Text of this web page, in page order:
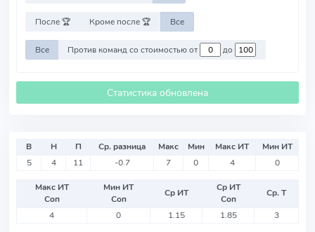
После 🏆 Кроме после 🏆 Все
Все Против команд со стоимостью от до
Статистика обновлена
В Н П Ср. разница Макс Мин Макс ИТ
Мин ИТ
5
4 11 -0.7 7 0 4 0
Макс ИТ
Соп
Мин ИТ
Соп
Ср ИТ
Ср ИТ
Соп
Ср. Т
4
0 1.15 1.85 3